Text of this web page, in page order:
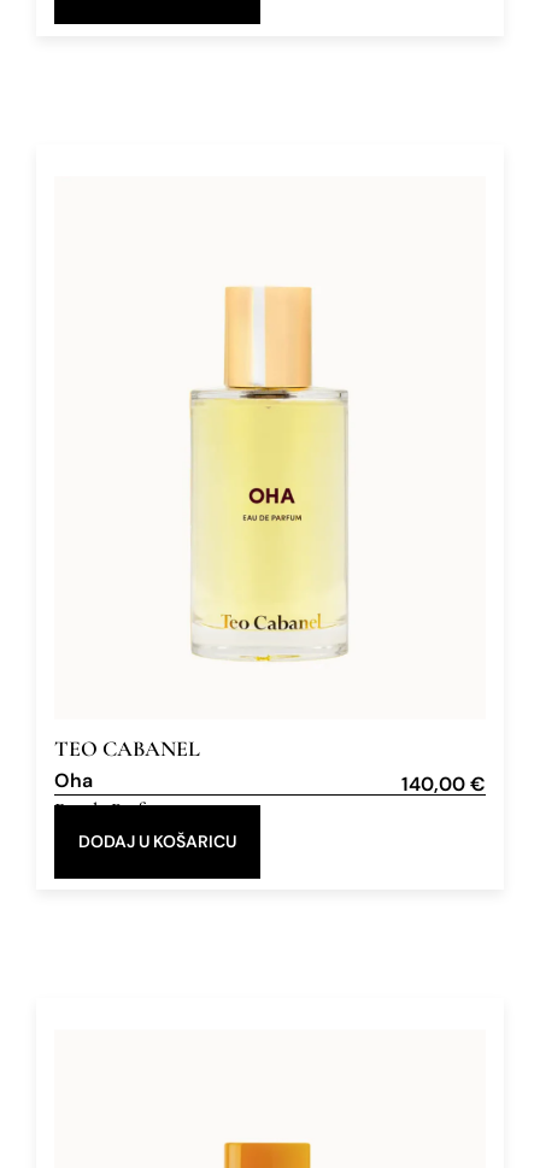
TEO CABANEL
Oha 140,00€
Eau de Parfum
DODAJ U KOŠARICU